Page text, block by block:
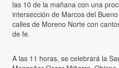
las 10 de la mañana con una
intersección de Marcos del
calles de Moreno Norte con
de fe.
A las 11 horas, se celebrará la